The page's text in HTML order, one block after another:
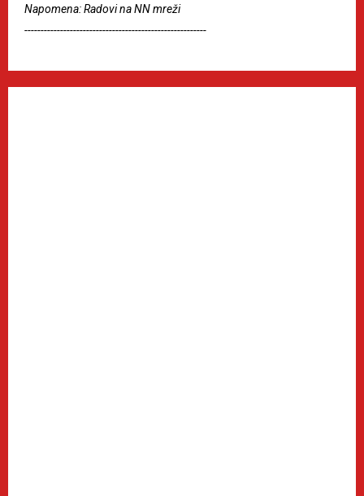
Napomena: Radovi na NN mreži
--------------------------------------------------------